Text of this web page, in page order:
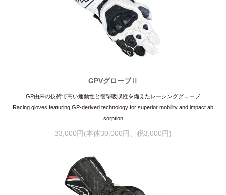
GPVグローブⅡ
GP由来の技術で高い運動性と衝撃吸収性を備えたレーシンググローブ
Racing gloves featuring GP-derived technology for superior mobility and impact ab
sorption
33,000円(本体30,000円、税3,000円)